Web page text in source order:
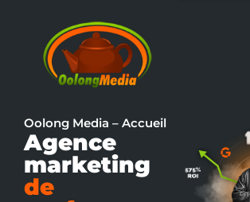
Oolong Media – Accueil
Agence
marketing
de